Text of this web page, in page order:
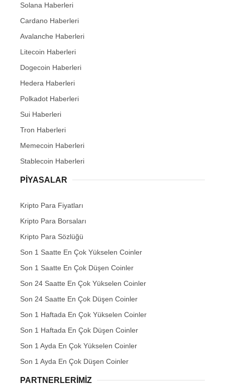
Solana Haberleri
Cardano Haberleri
Avalanche Haberleri
Litecoin Haberleri
Dogecoin Haberleri
Hedera Haberleri
Polkadot Haberleri
Sui Haberleri
Tron Haberleri
Memecoin Haberleri
Stablecoin Haberleri
PIYASALAR
Kripto Para Fiyatları
Kripto Para Borsaları
Kripto Para Sözlüğü
Son 1 Saatte En Çok Yükselen Coinler
Son 1 Saatte En Çok Düşen Coinler
Son 24 Saatte En Çok Yükselen Coinler
Son 24 Saatte En Çok Düşen Coinler
Son 1 Haftada En Çok Yükselen Coinler
Son 1 Haftada En Çok Düşen Coinler
Son 1 Ayda En Çok Yükselen Coinler
Son 1 Ayda En Çok Düşen Coinler
PARTNERLERIMIZ